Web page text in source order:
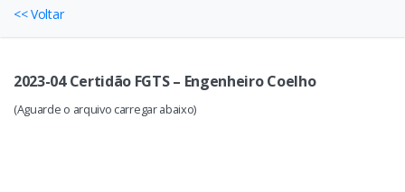
<< Voltar
2023-04 Certidão FGTS – Engenheiro Coelho
(Aguarde o arquivo carregar abaixo)